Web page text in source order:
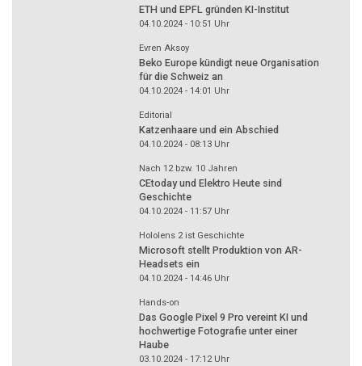
ETH und EPFL gründen KI-Institut
04.10.2024 - 10:51 Uhr
Evren Aksoy
Beko Europe kündigt neue Organisation
für die Schweiz an
04.10.2024 - 14:01 Uhr
Editorial
Katzenhaare und ein Abschied
04.10.2024 - 08:13 Uhr
Nach 12 bzw. 10 Jahren
CEtoday und Elektro Heute sind
Geschichte
04.10.2024 - 11:57 Uhr
Hololens 2 ist Geschichte
Microsoft stellt Produktion von AR-
Headsets ein
04.10.2024 - 14:46 Uhr
Hands-on
Das Google Pixel 9 Pro vereint KI und
hochwertige Fotografie unter einer
Haube
03.10.2024 - 17:12Uhr